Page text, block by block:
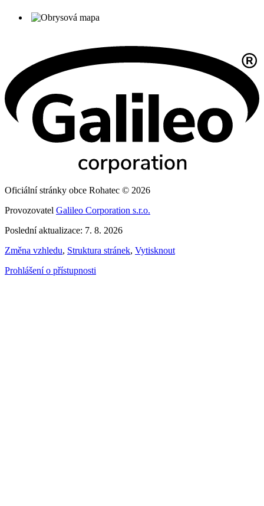
Oficiální stránky obce Rohatec © 2026
Provozovatel Galileo Corporation s.r.o.
Poslední aktualizace: 7. 8. 2026
Změna vzhledu, Struktura stránek, Vytisknout
Prohlášení o přístupnosti